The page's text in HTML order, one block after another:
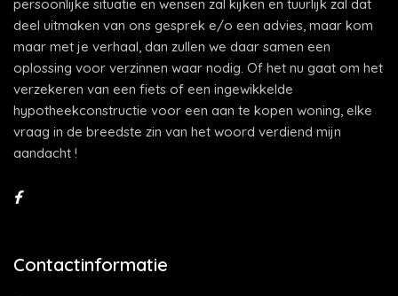
persoonlijke situatie en wensen zal kijken en tuurlijk zal dat
deel uitmaken van ons gesprek e/o een advies, maar kom
maar met je verhaal, dan zullen we daar samen een
oplossing voor verzinnen waar nodig. Of het nu gaat om het
verzekeren van een fiets of een ingewikkelde
hypotheekconstructie voor een aan te kopen woning, elke
vraag in de breedste zin van het woord verdiend mijn
aandacht !
Contactinformatie